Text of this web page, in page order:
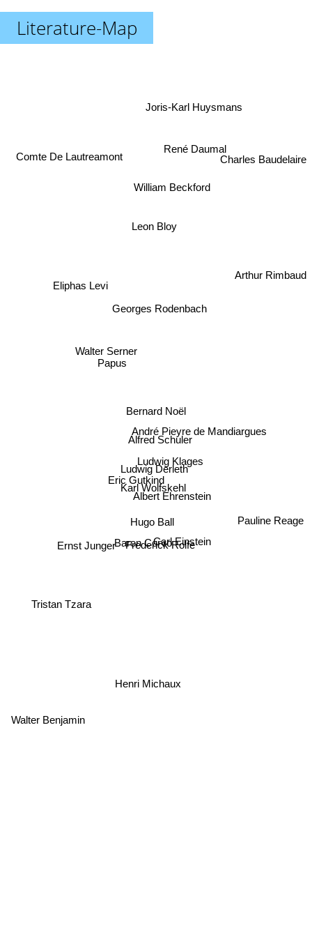
Literature-Map
Bernard Noël
Alfred Schuler
André Pieyre de Mandiargues
Albert Ehrenstein
Ludwig Derleth
Ludwig Klages
Papus
Eric Gutkind
Carl Einstein
Karl Wolfskehl
Hugo Ball
Walter Serner
Baron Corvo
Frederick Rolfe
Georges Rodenbach
Leon Bloy
Eliphas Levi
William Beckford
Ernst Junger
Henri Michaux
Pauline Reage
René Daumal
Joris-Karl Huysmans
Tristan Tzara
Walter Benjamin
Charles Baudelaire